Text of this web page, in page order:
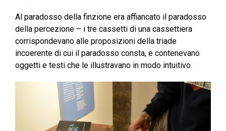
Al paradosso della finzione era affiancato il paradosso
della percezione – i tre cassetti di una cassettiera
corrispondevano alle proposizioni della triade
incoerente di cui il paradosso consta, e contenevano
oggetti e testi che le illustravano in modo intuitivo.